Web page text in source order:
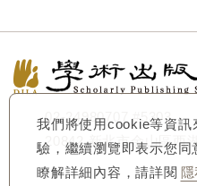
我們將使用cookie等資訊
驗，繼續瀏覽即表示您同
瞭解詳細內容，請詳閱
02-24980707
#5303
20842 新北市金山區西